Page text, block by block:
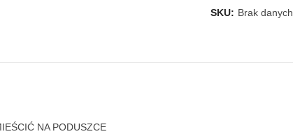
SKU: Brak danych
NA PODUSZCE